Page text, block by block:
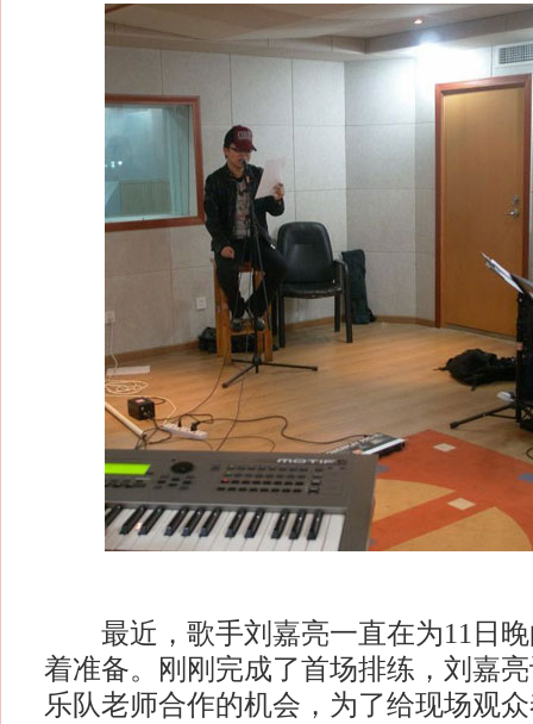
最近，歌手刘嘉亮一直在为11日晚
着准备。刚刚完成了首场排练，刘嘉
乐队老师合作的机会，为了给现场观